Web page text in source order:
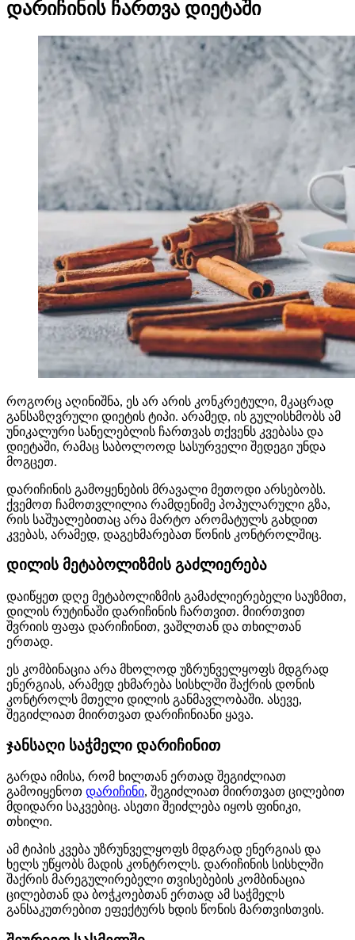
დარიჩინის ჩართვა დიეტაში
როგორც აღინიშნა, ეს არ არის კონკრეტული, მკაცრად
განსაზღვრული დიეტის ტიპი. არამედ, ის გულისხმობს ამ
უნიკალური სანელებლის ჩართვას თქვენს კვებასა და
დიეტაში, რამაც საბოლოოდ სასურველი შედეგი უნდა
მოგცეთ.
დარიჩინის გამოყენების მრავალი მეთოდი არსებობს.
ქვემოთ ჩამოთვლილია რამდენიმე პოპულარული გზა,
რის საშუალებითაც არა მარტო არომატულს გახდით
კვებას, არამედ, დაგეხმარებათ წონის კონტროლშიც.
დილის მეტაბოლიზმის გაძლიერება
დაიწყეთ დღე მეტაბოლიზმის გამაძლიერებელი საუზმით,
დილის რუტინაში დარიჩინის ჩართვით. მიირთვით
შვრიის ფაფა დარიჩინით, ვაშლთან და თხილთან
ერთად.
ეს კომბინაცია არა მხოლოდ უზრუნველყოფს მდგრად
ენერგიას, არამედ ეხმარება სისხლში შაქრის დონის
კონტროლს მთელი დილის განმავლობაში. ასევე,
შეგიძლიათ მიირთვათ დარიჩინიანი ყავა.
ჯანსაღი საჭმელი დარიჩინით
გარდა იმისა, რომ ხილთან ერთად შეგიძლიათ
გამოიყენოთ დარიჩინი, შეგიძლიათ მიირთვათ ცილებით
მდიდარი საკვებიც. ასეთი შეიძლება იყოს ფინიკი,
თხილი.
ამ ტიპის კვება უზრუნველყოფს მდგრად ენერგიას და
ხელს უწყობს მადის კონტროლს. დარიჩინის სისხლში
შაქრის მარეგულირებელი თვისებების კომბინაცია
ცილებთან და ბოჭკოებთან ერთად ამ საჭმელს
განსაკუთრებით ეფექტურს ხდის წონის მართვისთვის.